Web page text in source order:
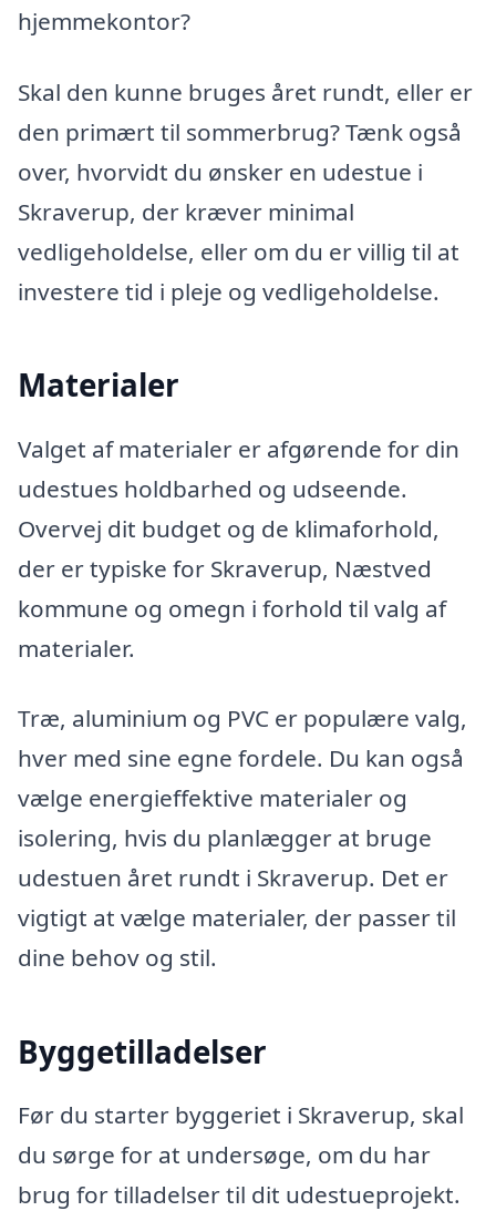
hjemmekontor?
Skal den kunne bruges året rundt, eller er
den primært til sommerbrug? Tænk også
over, hvorvidt du ønsker en udestue i
Skraverup, der kræver minimal
vedligeholdelse, eller om du er villig til at
investere tid i pleje og vedligeholdelse.
Materialer
Valget af materialer er afgørende for din
udestues holdbarhed og udseende.
Overvej dit budget og de klimaforhold,
der er typiske for Skraverup, Næstved
kommune og omegn i forhold til valg af
materialer.
Træ, aluminium og PVC er populære valg,
hver med sine egne fordele. Du kan også
vælge energieffektive materialer og
isolering, hvis du planlægger at bruge
udestuen året rundt i Skraverup. Det er
vigtigt at vælge materialer, der passer til
dine behov og stil.
Byggetilladelser
Før du starter byggeriet i Skraverup, skal
du sørge for at undersøge, om du har
brug for tilladelser til dit udestueprojekt.